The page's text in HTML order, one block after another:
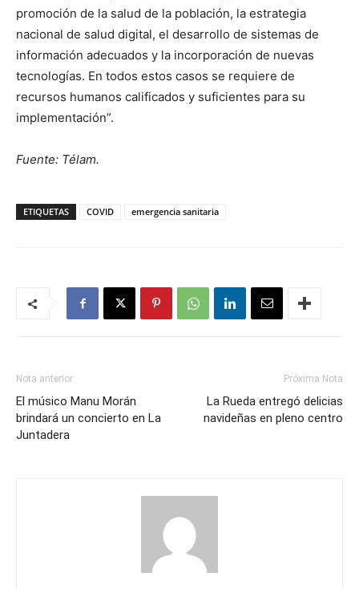
promoción de la salud de la población, la estrategia
nacional de salud digital, el desarrollo de sistemas de
información adecuados y la incorporación de nuevas
tecnologías. En todos estos casos se requiere de
recursos humanos calificados y suficientes para su
implementación”.
Fuente: Télam.
ETIQUETAS COVID emergencia sanitaria
Nota anterior
El músico Manu Morán
brindará un concierto en La
Juntadera
Próxima Nota
La Rueda entregó delicias
navideñas en pleno centro